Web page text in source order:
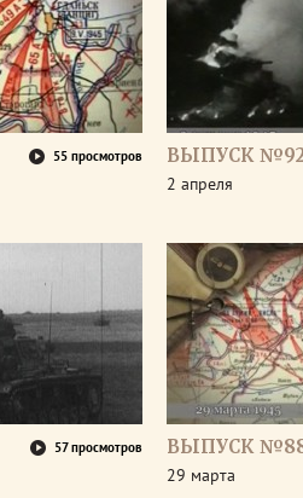
55 просмотров ВЫПУСК
2 апреля
57 просмотров ВЫПУСК
29 марта